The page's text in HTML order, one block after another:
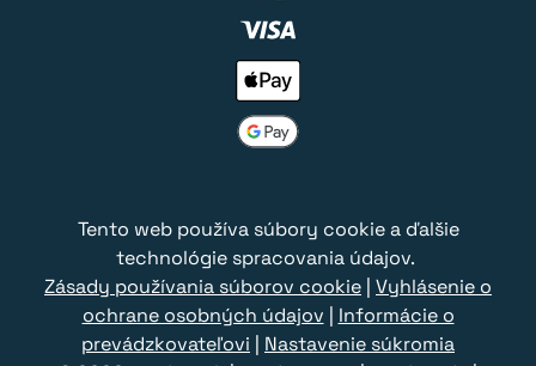
Tento web používa súbory cookie a ďalšie
technológie spracovania údajov.
Zásady používania súborov cookie Vyhlásenie o
ochrane osobných údajov
Informácie o
prevádzkovateľovi
Nastavenie súkromia